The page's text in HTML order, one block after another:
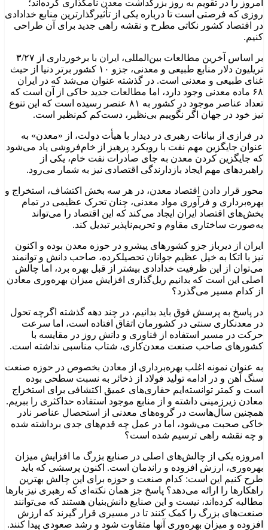
امروز را در تقویم به روز بزرگداشت معدن نامگذاری کرده‌اند؛
روزی که فرصتی است تا درباره یکی از تأثیرگذارترین منابع خدادادی
در اقتصاد کشور نکاتی مطرح و نقشه راهی جدید برای آن طراحی
کنیم.
بر اساس آخرین مطالعات بین‌المللی، ایران با برخورداری از ۳/۲۷
تریلیون دلار منابع طبیعی و معدنی، جزو ۱۰ کشور برتر دنیا از حیث
غنای طبیعی و معدنی است. در گذشته عنوان می‌شد که در ایران
۶۸ ماده معدنی وجود دارد، اما مطالعات جدید حاکی از آن است که
تعداد عناصر موجود در کشور به ۸۱ عنصر رسیده است که این تنوع
نیز خود در جهان اگر نگوییم بی‌نظیر، دست‌کم کم‌نظیر است.
در فرازی از بیانات رهبری در دیدار با هیأت دولت، از «معدن» به
عنوان جایگزین مهم نفت با رویکرد پرهیز از خام‌فروشی یاد می‌شود
که جایگزین کردن معدن به جای صادرات نفت خام، یکی از
راهبردهای مهم ایجاد بازدارندگی اقتصادی نیز به شمار می‌رود.
محور قرار دادن اقتصاد معدن، در هر سه بخش اکتشاف، استخراج و
بهره‌برداری و فرآوری مواد معدنی، چنان تحرک عظیمی در تمام
بخش‌های اقتصاد ایران ایجاد می‌کند که این اقتصاد را می‌تواند
به‌صورت ساختاری مقاوم و تحریم‌ناپذیر تبدیل کند.
ایران از دیرباز جزو کشورهای پیشرو در حوزه معدن بوده و اکنون
نیز با اتکا به خیل عظیم جوانان تحصیلکرده، صاحب دانش و توانمند
می‌توان از این ظرفیت خدادادی بیشتر از قبل بهره برد، اما چالش
اصلی این است که بدانیم ریل‌گذاری افزایش میزان بهره‌وری معادن
از کدام مسیر می‌گذرد؟
در پاسخ به پرسش فوق باید بدانیم، در چند دهه گذشته اگرچه تحول
در معدنکاری سنتی در کشورمان اتفاق افتاده است، اما سرعت
حرکت در مسیر استفاده از فناوری و دانش روز در مقایسه با
کشورهای صاحب صنعت معدن‌کاری، شتاب مناسبی نداشته است.
به عنوان نمونه اغلب بهره‌برداری از معادن بخصوص در حوزه صنعت
سنگ ‌آهن و در ادامه تولید فولاد از ذخائر به نسبت سطحی بوده
است و کمتر توانسته‌ایم حفاری‌های عمیق اکتشافی برای استخراج
معادن زیرزمینی داشته و از منابع موجود استفاده حداکثری را ببریم.
همچنین سال‌هاست در گروه‌های معدنی از استحصال عناصر نادر
خاکی صحبت می‌شود، اما در عمل چه قدم‌های جدی برداشته شده
و چه نقشه راهی ترسیم شده است؟
امروزه یکی از چالش‌های اصلی در صنایع بزرگ ما افزایش میزان
بهره‌وری، ارزش‌ افزوده و راندمان است. اکنون پرسشی که باید
طرح کنیم این است: کدام صنعت و حوزه برای این چالش بهترین
راهکارها را ارائه می‌دهد؟ پاسخ جز همان نکته‌ای که رهبری نیز بارها
مطالبه کرده‌اند، نیست و این صنایع دانش‌بنیان هستند که می‌توانند
صنعت‌های بزرگ را کمک کنند تا در مسیری قرار گیرند که ارزش‌
افزوده و میزان بهره‌وری آنها متفاوت شود و رشد صعودی پیدا کنند.